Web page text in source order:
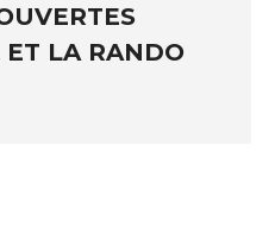
LA RANDO